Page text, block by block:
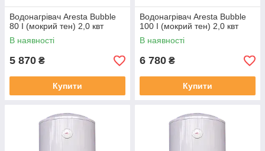
Водонагрівач Aresta Bubble
80 I (мокрий тен) 2,0 квт
В наявності
5 870 ₴
Купити
Водонагрівач Aresta Bubble
100 I (мокрий тен) 2,0 квт
В наявності
6 780 ₴
Купити